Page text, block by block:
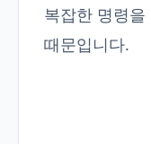
복잡한 명령
때문입니다.